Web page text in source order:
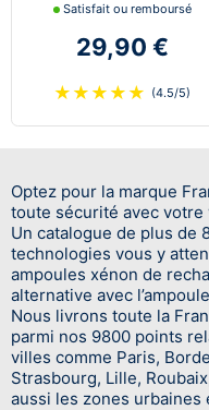
Satisfait ou remboursé
29,90 €
★ ★ ★ ★ ★ (4.5/5)
Optez pour la marque
toute sécurité avec
Un catalogue de plus de
technologies vous y
ampoules xénon de
alternative avec
Nous livrons toute la
parmi nos 9800 points
villes comme Paris,
Strasbourg, Lille,
aussi les zones urbaines